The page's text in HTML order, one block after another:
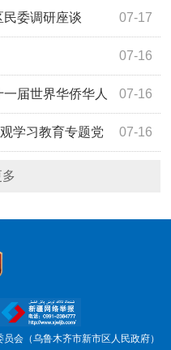
07-17
民委调研座谈
07-16
07-16
届世界华侨华人
07-16
学习教育专题党
会（乌鲁木齐市新市区人民政府）